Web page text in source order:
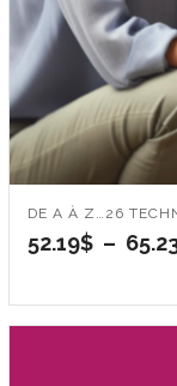
DE A À Z…26
52.19$ –